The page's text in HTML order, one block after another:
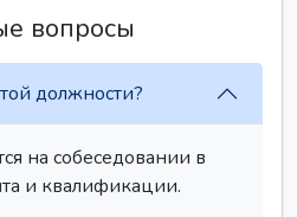
вопросы
должности?
на собеседовании в
и квалификации.